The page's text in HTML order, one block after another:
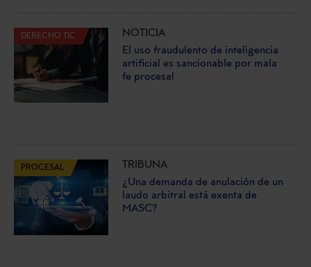
DERECHO TIC
NOTICIA
El uso fraudulento de inteligencia
artificial es sancionable por mala
fe procesal
PROCESAL
TRIBUNA
¿Una demanda de anulación de un
laudo arbitral está exenta de
MASC?